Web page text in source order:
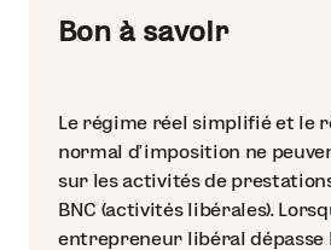
Bon à savoir
Le régime réel simplifié et le
normal d’imposition ne
sur les activités de
BNC (activités libérales).
entrepreneur libéral dépasse